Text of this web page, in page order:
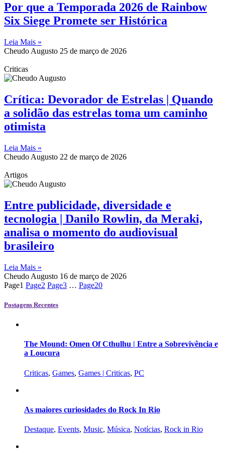
Por que a Temporada 2026 de Rainbow
Six Siege Promete ser Histórica
Leia Mais »
Cheudo Augusto 25 de março de 2026
Criticas
Crítica: Devorador de Estrelas | Quando
a solidão das estrelas toma um caminho
otimista
Leia Mais »
Cheudo Augusto 22 de março de 2026
Artigos
Entre publicidade, diversidade e
tecnologia | Danilo Rowlin, da Meraki,
analisa o momento do audiovisual
brasileiro
Leia Mais »
Cheudo Augusto 16 de março de 2026
Page1 Page2 Page3 … Page20
Postagens Recentes
The Mound: Omen Of Cthulhu | Entre a Sobrevivência e
a Loucura
Criticas, Games, Games | Criticas, PC
As maiores curiosidades do Rock In Rio
Destaque, Events, Music, Música, Notícias, Rock in Rio